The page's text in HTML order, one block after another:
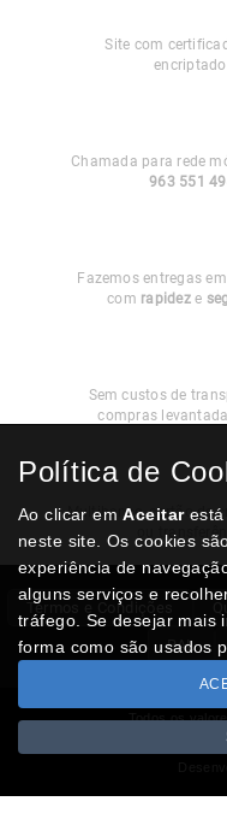
Site com
Chamada para rede
963 551
Fazemos entregas
com rapideze
Sem custos de
compras
Modos de
Multibanco, cartão de
ou
Termos e Condições
RAL
Todos os
Copyright ©
Política de
Ao clicar emAceitarestá
neste site. Os cookies
experiência de
alguns serviços e
tráfego. Se desejar mais
forma como são usados